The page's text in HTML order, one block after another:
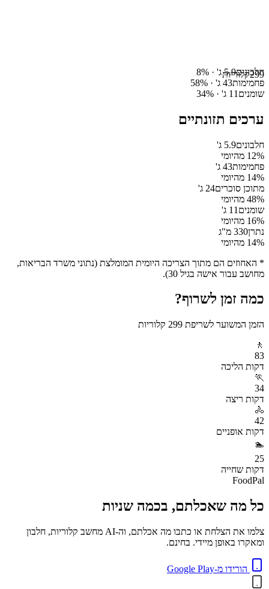
299קלוריותחלבונים5.9ג' · 8%
פחמימות43 ג' · 58%
שומנים 11 ג' · 34%
ערכים תזונתיים
חלבונים5.9 ג'
12% מהיומי
פחמימות43 ג'
14% מהיומי
מתוכן סוכרים24 ג'
48% מהיומי
שומנים 11 ג'
16% מהיומי
נתרן330 מ"ג
14% מהיומי
* האחוזים הם מתוך הצריכה היומית המומלצת (נתוני משרד הבריאות,
מחושב עבור אישה בגיל 30).
כמה זמן לשרוף?
הזמן המשוער לשריפת 299 קלוריות
🚶
83
דקות הליכה
🏃
34
דקות ריצה
🚴
42
דקות אופניים
🏊
25
דקות שחייה
FoodPal
כל מה שאכלתם, בכמה שניות
צלמו את הצלחת או כתבו מה אכלתם, וה-AI מחשב קלוריות, חלבון
ומאקרו באופן מיידי. בחינם.
הורידו מ-Google Play